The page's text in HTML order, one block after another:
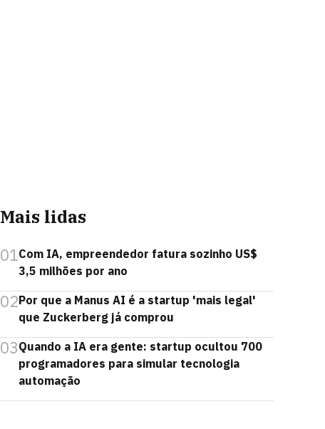
Mais lidas
01Com IA, empreendedor fatura sozinho US$
3,5 milhões por ano
02Por que a Manus AI é a startup 'mais legal'
que Zuckerberg já comprou
03Quando a IA era gente: startup ocultou 700
programadores para simular tecnologia
automação